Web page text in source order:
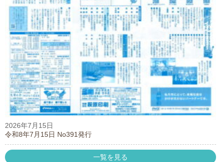
2026年7月15日
令和8年7月15日 No391発行
一覧を見る